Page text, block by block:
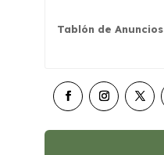
Tablón de Anuncios